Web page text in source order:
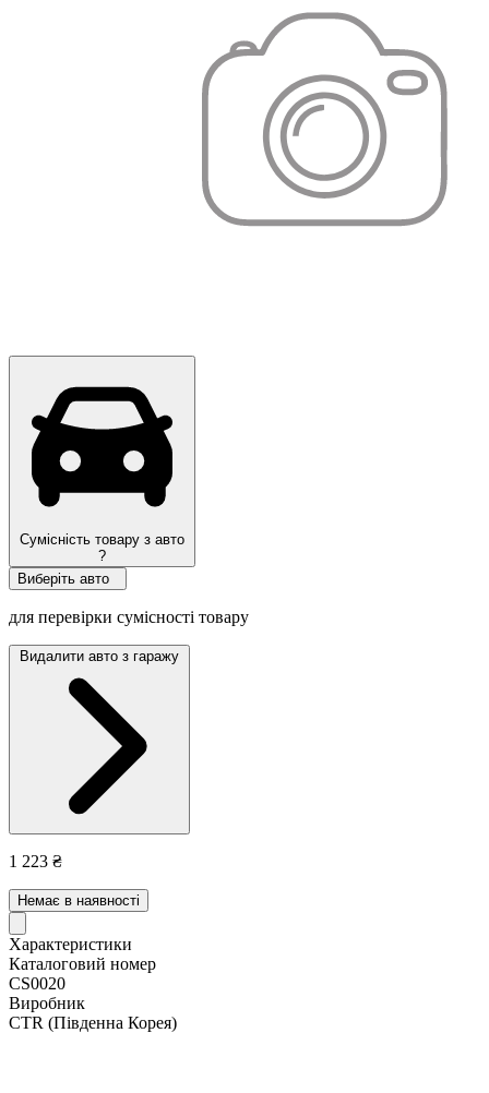
Сумісність товару з авто
?
Виберіть авто
для перевірки сумісності товару
Видалити авто з гаражу
1 223 ₴
Немає в наявності
Характеристики
Каталоговий номер
CS0020
Виробник
CTR (Південна Корея)